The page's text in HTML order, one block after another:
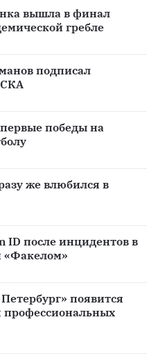
вышла в финал
гребле
подписал
СКА
победы на
же влюбился в
ID после инцидентов в
«Факелом»
появится
профессиональных